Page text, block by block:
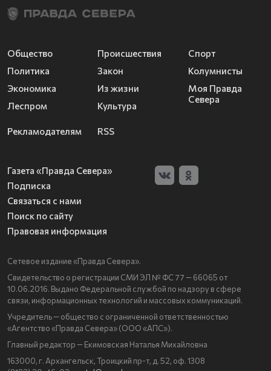
Общество
Политика
Экономика
Леспром
Происшествия
Закон
Из жизни
Культура
Спорт
Колумнисты
Моя Правда
Севера
Рекламодателям RSS
Газета «Правда Севера»
Подписка
Связаться с нами
Поиск по сайту
Правовая информация
Сетевое издание «Правда Севера».
Свидетельство о регистрации СМИ ЭЛ № ФС 77 — 66065 от
10.06.2016. Выдано Федеральной службой по надзору в сфере
связи, информационных технологий и массовых коммуникаций.
Учредитель — общество с ограниченной ответственностью
«Агентство «Правда Севера» (ООО «АПС»).
Главный редактор — Екимовская Наталья Михайловна
163000, г. Архангельск, Троицкий пр-т, д. 52, оф. 1308